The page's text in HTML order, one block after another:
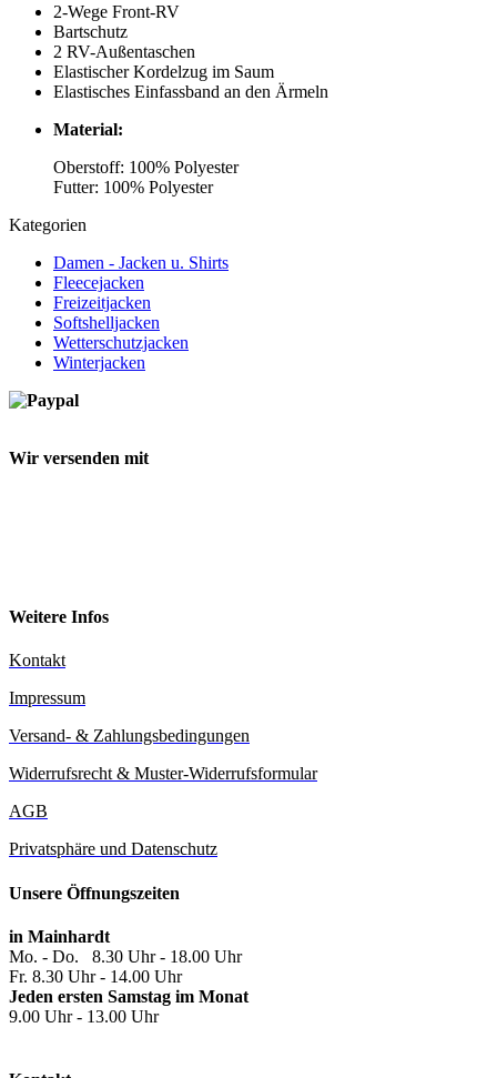
2-Wege Front-RV
Bartschutz
2 RV-Außentaschen
Elastischer Kordelzug im Saum
Elastisches Einfassband an den Ärmeln
Material:
Oberstoff: 100% Polyester
Futter: 100% Polyester
Kategorien
Damen - Jacken u. Shirts
Fleecejacken
Freizeitjacken
Softshelljacken
Wetterschutzjacken
Winterjacken
Wir versenden mit
Weitere Infos
Kontakt
Impressum
Versand- & Zahlungsbedingungen
Widerrufsrecht & Muster-Widerrufsformular
AGB
Privatsphäre und Datenschutz
Unsere Öffnungszeiten
in Mainhardt
Mo. - Do. 8.30 Uhr - 18.00 Uhr
Fr. 8.30 Uhr - 14.00 Uhr
Jeden ersten Samstag im Monat
9.00 Uhr - 13.00 Uhr